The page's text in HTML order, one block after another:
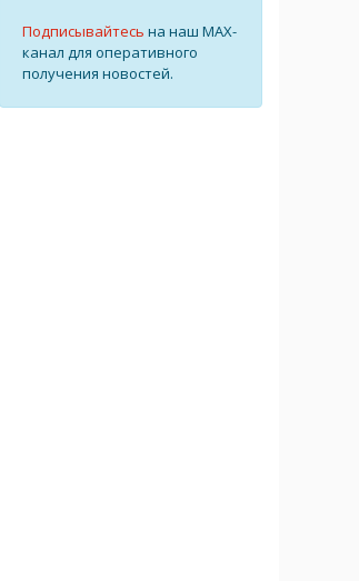
Подписывайтесь на наш MAX-
канал для оперативного
получения новостей.